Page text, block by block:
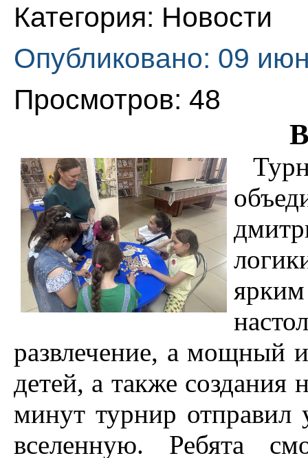
Категория: Новости
Опубликовано: 09
Просмотров: 48
развлечение, а мощный
детей, а также
минут турнир отправил
вселенную. Ребята